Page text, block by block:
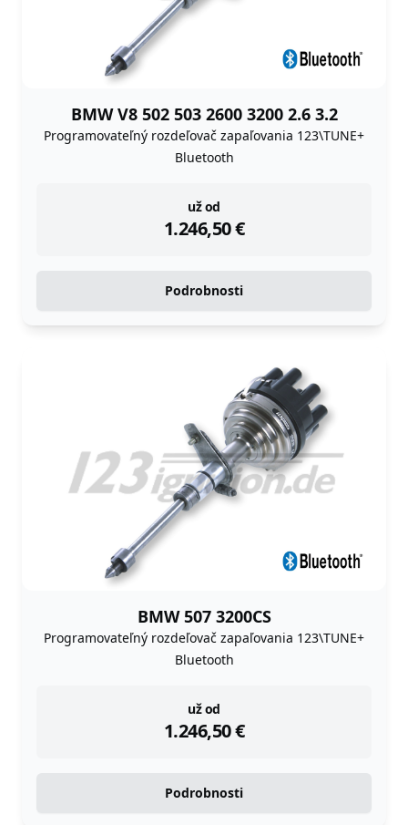
BMW V8 502 503 2600 3200 2.6 3.2
Programovateľný rozdeľovač zapaľovania 123\TUNE+
Bluetooth
už od
1.246,50€
instock
Podrobnosti
BMW 507 3200CS
Programovateľný rozdeľovač zapaľovania 123\TUNE+
Bluetooth
už od
1.246,50€
instock
Podrobnosti